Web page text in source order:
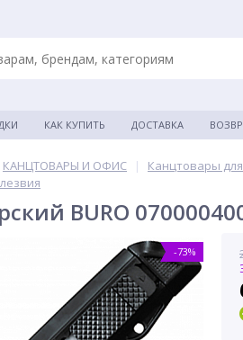
КАК КУПИТЬ ДОСТАВКА
КАНЦТОВАРЫ И ОФИС | Канцтовары
BURO
-73%